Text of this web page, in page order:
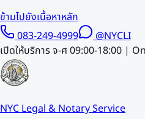
ข้ามไปยังเนื้อหาหลัก
083-249-4999
@NYCLI
เปิดให้บริการ จ-ศ 09:00-18:00 |
NYC Legal & Notary Service